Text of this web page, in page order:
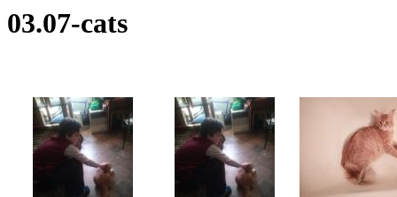
03.07-cats